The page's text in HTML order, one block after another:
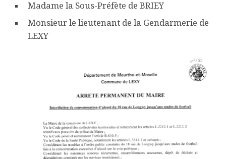
Madame la Sous-Préfète de BRIEY
Monsieur le lieutenant de la Gendarmerie de
LEXY